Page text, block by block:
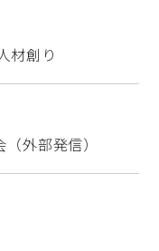
材創り
外部発信）